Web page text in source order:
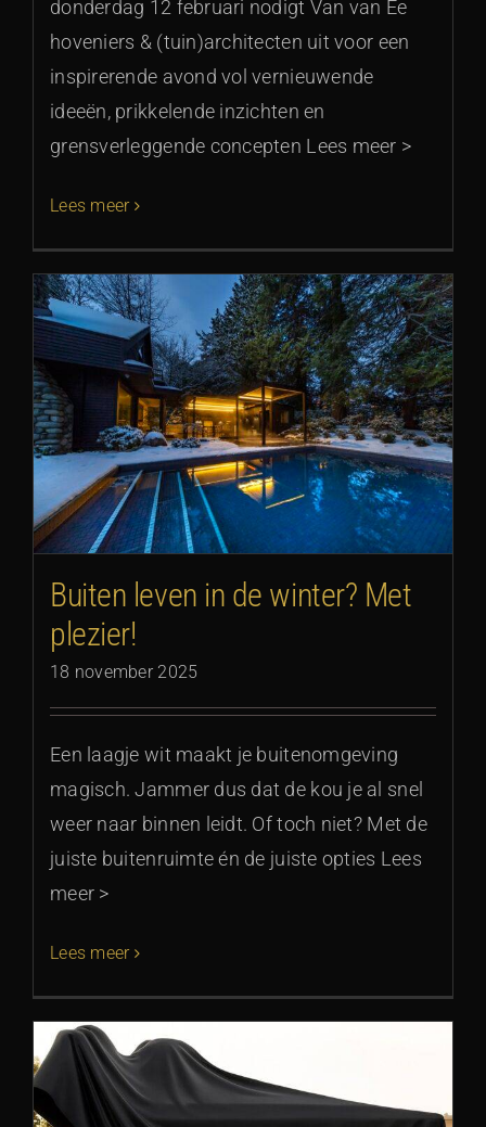
donderdag 12 februari nodigt Van van Ee
hoveniers & (tuin)architecten uit voor een
inspirerende avond vol vernieuwende
ideeën, prikkelende inzichten en
grensverleggende concepten Lees meer >
Lees meer
Buiten leven in de winter? Met
plezier!
18 november 2025
Een laagje wit maakt je buitenomgeving
magisch. Jammer dus dat de kou je al snel
weer naar binnen leidt. Of toch niet? Met de
juiste buitenruimte én de juiste opties Lees
meer >
Lees meer